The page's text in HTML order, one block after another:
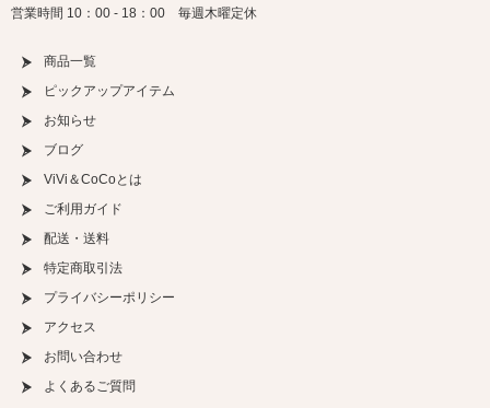
営業時間 10：00 - 18：00 毎週木曜定休
商品一覧
ピックアップアイテム
お知らせ
ブログ
ViVi＆CoCoとは
ご利用ガイド
配送・送料
特定商取引法
プライバシーポリシー
アクセス
お問い合わせ
よくあるご質問